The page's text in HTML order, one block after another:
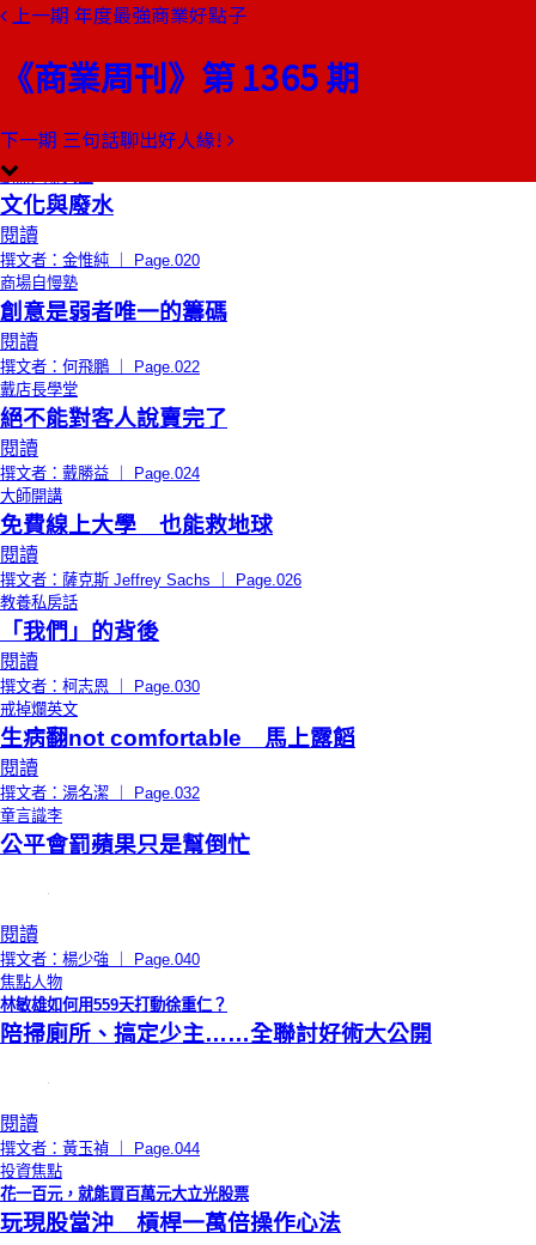
上一期 年度最強商業好點子
《商業周刊》第 1365 期
下一期 三句話聊出好人緣!
本期目錄
總編輯的話
捨不得下班的人
閱讀
撰文者：郭奕伶 ｜ Page.018
創辦人聊天室
文化與廢水
閱讀
撰文者：金惟純 ｜ Page.020
商場自慢塾
創意是弱者唯一的籌碼
閱讀
撰文者：何飛鵬 ｜ Page.022
戴店長學堂
絕不能對客人說賣完了
閱讀
撰文者：戴勝益 ｜ Page.024
大師開講
免費線上大學 也能救地球
閱讀
撰文者：薩克斯 Jeffrey Sachs ｜ Page.026
教養私房話
「我們」的背後
閱讀
撰文者：柯志恩 ｜ Page.030
戒掉爛英文
生病翻not comfortable 馬上露饀
閱讀
撰文者：湯名潔 ｜ Page.032
童言識李
公平會罰蘋果只是幫倒忙
閱讀
撰文者：楊少強 ｜ Page.040
焦點人物
林敏雄如何用559天打動徐重仁？
陪掃廁所、搞定少主……全聯討好術大公開
閱讀
撰文者：黃玉禎 ｜ Page.044
投資焦點
花一百元，就能買百萬元大立光股票
玩現股當沖 槓桿一萬倍操作心法